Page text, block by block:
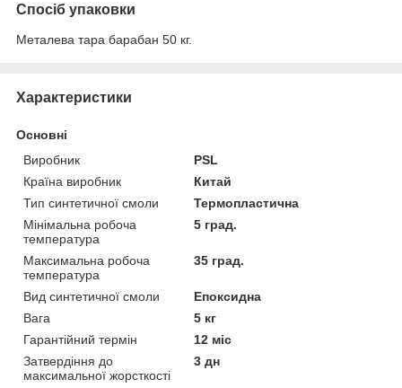
Спосіб упаковки
Металева тара барабан 50 кг.
Характеристики
Основні
Виробник
PSL
Країна виробник
Китай
Тип синтетичної смоли
Термопластична
Мінімальна робоча
температура
5 град.
Максимальна робоча
температура
35 град.
Вид синтетичної смоли
Епоксидна
Вага
5 кг
Гарантійний термін
12 міс
Затвердіння до
максимальної жорсткості
3 дн